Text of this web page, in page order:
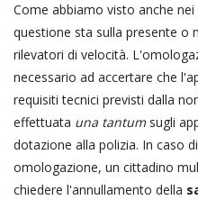
Come abbiamo visto anche
questione sta sulla presente o
rilevatori di velocità.
necessario ad accertare che
requisiti tecnici previsti dalla
effettuata una tantum sugli
dotazione alla polizia. In caso
omologazione, un cittadino
chiedere l'annullamento della